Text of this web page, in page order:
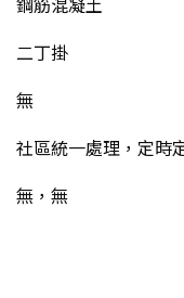
二丁掛
無
社區統一處理，定時
無，無